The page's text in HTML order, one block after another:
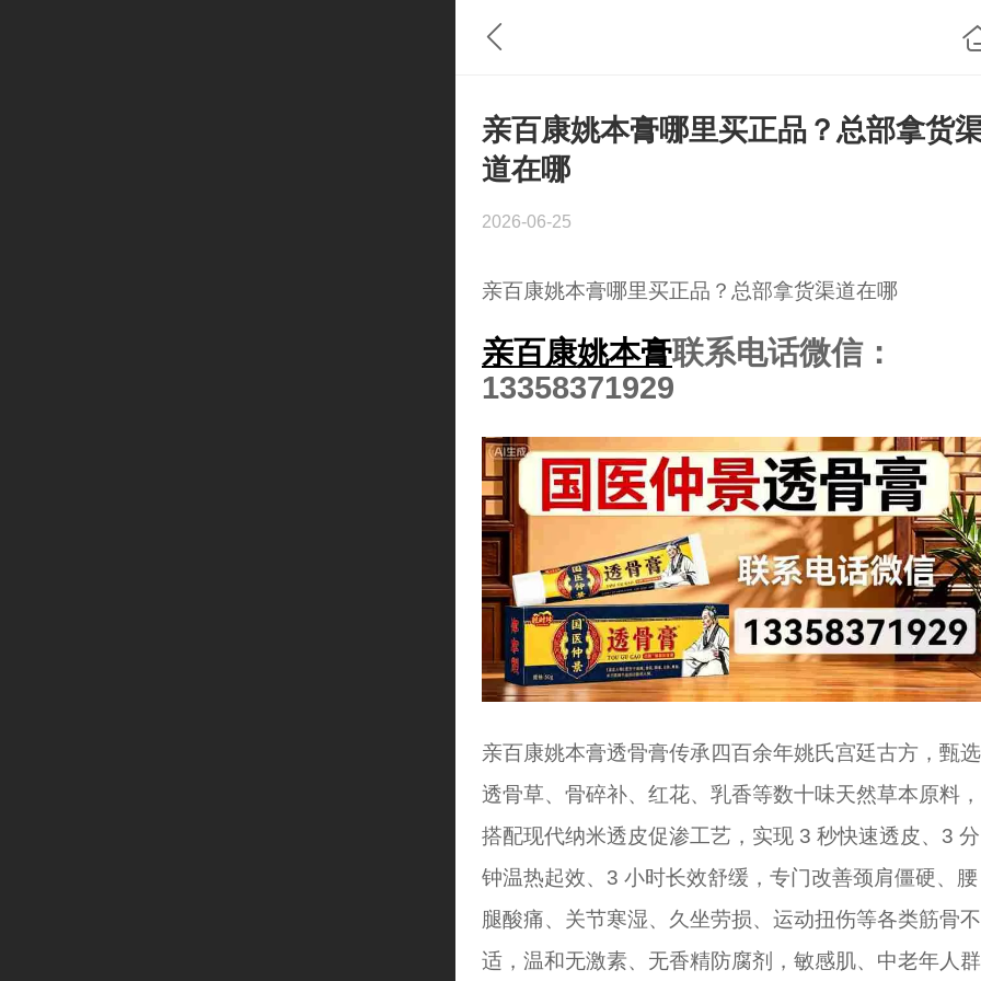
亲百康姚本膏哪里买正品？总部拿货
道在哪
2026-06-25
亲百康姚本膏哪里买正品？总部拿货渠道在哪
亲百康姚本膏联系电话微信：
13358371929
亲百康姚本膏透骨膏传承四百余年姚氏宫廷古方，甄选
透骨草、骨碎补、红花、乳香等数十味天然草本原料，
搭配现代纳米透皮促渗工艺，实现 3 秒快速透皮、3 分
钟温热起效、3 小时长效舒缓，专门改善颈肩僵硬、腰
腿酸痛、关节寒湿、久坐劳损、运动扭伤等各类筋骨不
适，温和无激素、无香精防腐剂，敏感肌、中老年人群